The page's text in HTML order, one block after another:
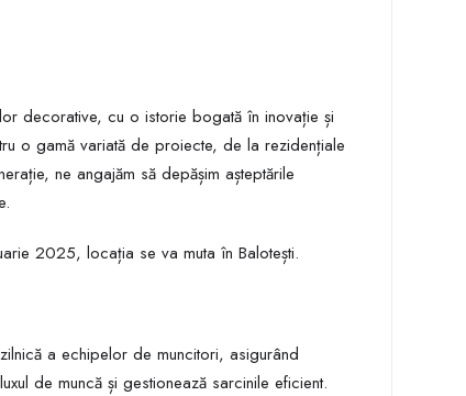
decorative, cu o istorie bogată în inovație și
o gamă variată de proiecte, de la rezidențiale
ne angajăm să depășim așteptările
2025, locația se va muta în Balotești.
a echipelor de muncitori, asigurând
de muncă și gestionează sarcinile eficient.